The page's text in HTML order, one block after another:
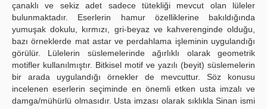
çanaklı ve sekiz adet sadece tütekliği mevcut olan lüleler
bulunmaktadır. Eserlerin hamur özelliklerine bakıldığında
yumuşak dokulu, kırmızı, gri-beyaz ve kahverenginde olduğu,
bazı örneklerde mat astar ve perdahlama işleminin uygulandığı
görülür. Lülelerin süslemelerinde ağırlıklı olarak geometrik
motifler kullanılmıştır. Bitkisel motif ve yazılı (beyit) süslemelerin
bir arada uygulandığı örnekler de mevcuttur. Söz konusu
incelenen eserlerin seçiminde en önemli etken usta imzalı ve
damga/mühürlü olmasıdır. Usta imzası olarak sıklıkla Sinan ismi